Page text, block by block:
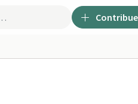
sur